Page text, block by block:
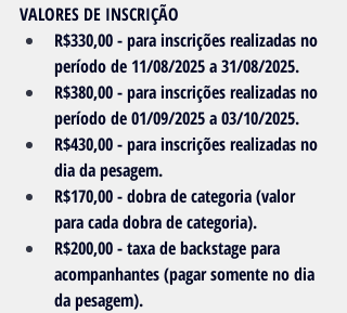
VALORES DE INSCRIÇÃO
R$330,00 - para inscrições realizadas no
período de 11/08/2025 a 31/08/2025.
R$380,00 - para inscrições realizadas no
período de 01/09/2025 a 03/10/2025.
R$430,00 - para inscrições realizadas no
dia da pesagem.
R$170,00 - dobra de categoria (valor
para cada dobra de categoria).
R$200,00 - taxa de backstage para
acompanhantes (pagar somente no dia
da pesagem).